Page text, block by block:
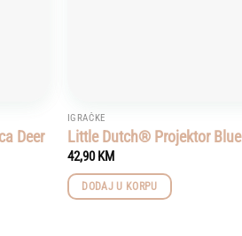
Deer
IGRAČKE
Little Dutch® Projektor Blue
42,90KM
DODAJ U KORPU